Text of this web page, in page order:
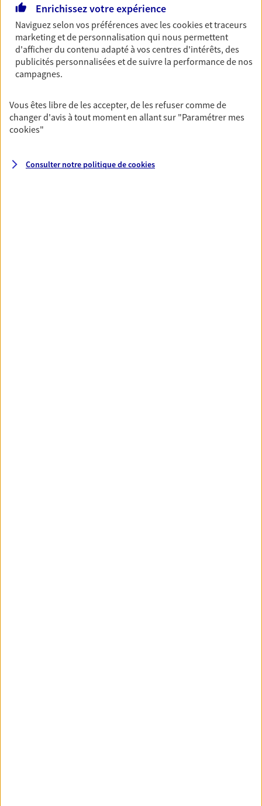
revenus.
Découvrir l'offre Garantie Accidents de la Vie
OBTENIR UN TARIF EN LIGNE
Multirisque Entreprise
Gagnez en simplicité et en sérénité avec votre
assurance multirisque entreprise. Un contrat
responsabilité civile.
Enrichissez votre expérience
Naviguez selon vos préférences avec lescookies et traceurs
marketing et de personnalisation qui nous permettent
d'afficher du contenu adapté à vos centres d'intérêts, des
publicités personnalisées et de suivre la performance de nos
campagnes.
Vous êtes libre de les accepter, de les refuser comme de
changer d'avis à tout moment en allant sur "Paramétrer mes
cookies"
Consulter notre politique decookies